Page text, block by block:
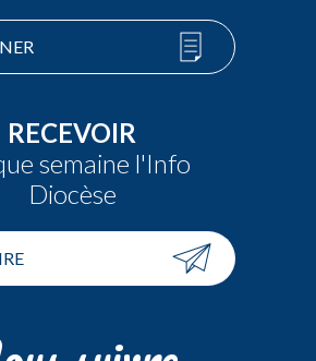
RECEVOIR
semaine l'Info
Diocèse